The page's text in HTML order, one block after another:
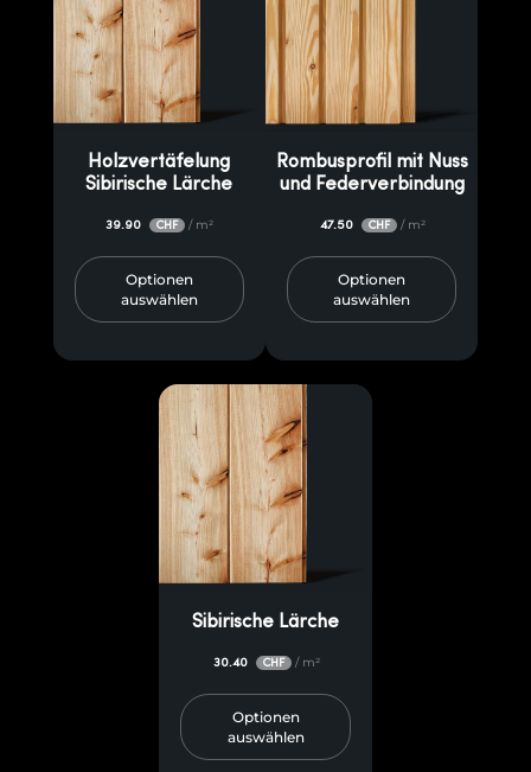
Holzvertäfelung
Sibirische Lärche
39.90 CHF / m²
Optionen
auswählen
Rombusprofil mit Nuss
und Federverbindung
47.50 CHF / m²
Optionen
auswählen
Sibirische Lärche
30.40 CHF / m²
Optionen
auswählen